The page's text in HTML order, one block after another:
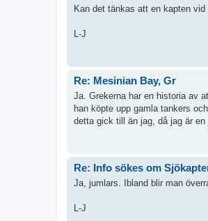
Kan det tänkas att en kapten
L-J
Re: Mesinian Bay, Gr
Ja. Grekerna har en historia av
han köpte upp gamla tankers
detta gick till än jag, då jag är en
Re: Info sökes om
Ja, jumlars. Ibland blir man
L-J